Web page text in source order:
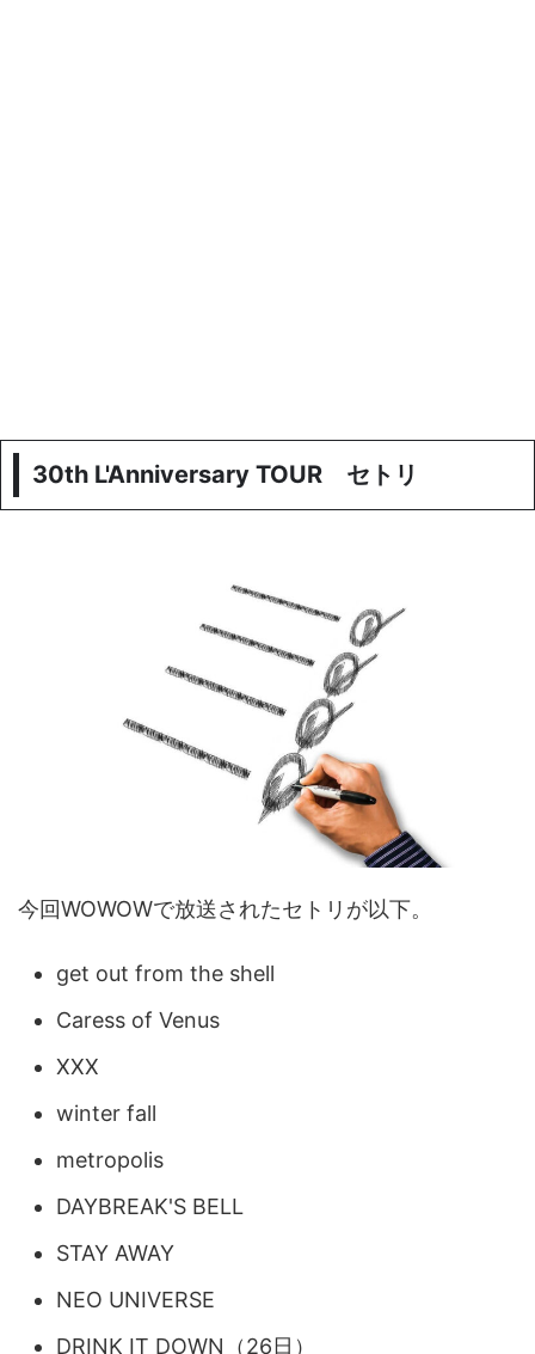
30th L'Anniversary TOUR セトリ
今回WOWOWで放送されたセトリが以下。
get out from the shell
Caress of Venus
XXX
winter fall
metropolis
DAYBREAK'S BELL
STAY AWAY
NEO UNIVERSE
DRINK IT DOWN（26日）